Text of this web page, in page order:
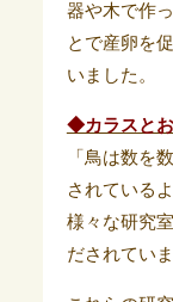
器や木で作
とで産卵を
いました。
◆カラスとお
「鳥は数を
されている
様々な研究
だされていま